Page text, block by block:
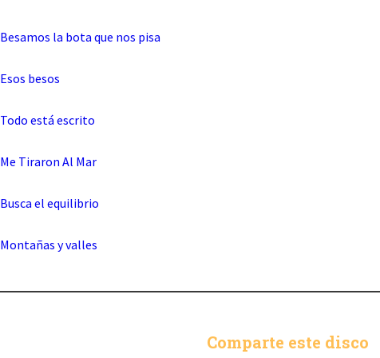
Besamos la bota que nos pisa
Esos besos
Todo está escrito
Me Tiraron Al Mar
Busca el equilibrio
Montañas y valles
Comparte este disco